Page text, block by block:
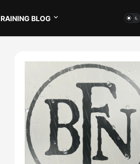
RAINING BLOG